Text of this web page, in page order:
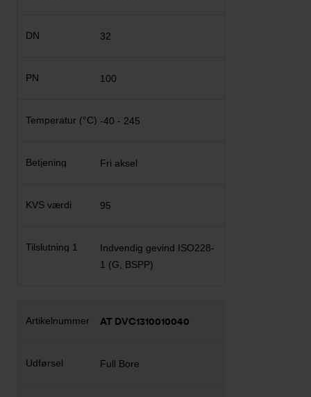
32
100
-40 - 245
Fri aksel
95
Indvendig gevind ISO228-
1 (G, BSPP)
AT DVC1310010040
Full Bore